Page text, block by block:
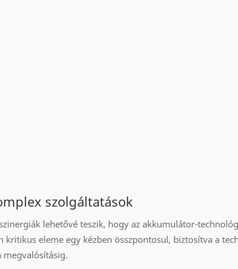
szolgáltatások
lehetővé teszik, hogy az akkumulátor-
eleme egy kézben összpontosul, biztosítva a
megvalósításig.